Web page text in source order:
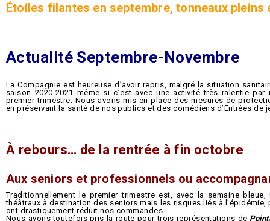
Étoiles filantes en septembre, tonneaux pleins
Actualité Septembre-Novembre
La Compagnie est heureuse d’avoir repris, malgré la situation
saison 2020-2021 même si c’est avec une activité très ralentie
premier trimestre. Nous avons mis en place desmesures de
en préservant la santé de nos publics et des comédiens d’Entrées de
À rebours… de la rentrée à fin octobre
Aux seniors et professionnels ou
Traditionnellement le premier trimestre est, avec la semaine
théâtraux à destination des seniors mais les risques liés à
ont drastiquement réduit nos commandes.
Nous avons toutefois pris la route pour trois représentations de